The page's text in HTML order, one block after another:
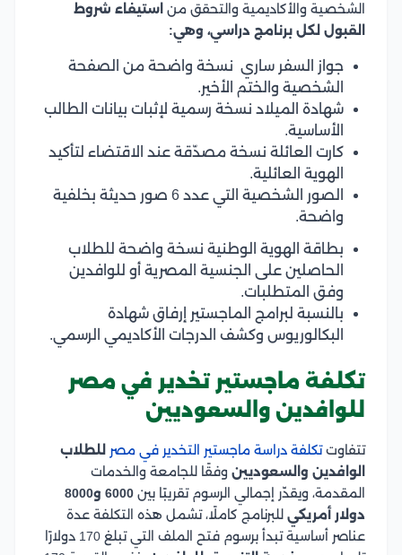
الشخصية والأكاديمية والتحقق من استيفاء شروط
القبول لكل برنامج دراسي، وهي:
جواز السفر ساري نسخة واضحة من الصفحة
الشخصية والختم الأخير.
شهادة الميلاد نسخة رسمية لإثبات بيانات الطالب
الأساسية.
كارت العائلة نسخة مصدّقة عند الاقتضاء لتأكيد
الهوية العائلية.
الصور الشخصية التي عدد 6 صور حديثة بخلفية
واضحة.
بطاقة الهوية الوطنية نسخة واضحة للطلاب
الحاصلين على الجنسية المصرية أو للوافدين
وفق المتطلبات.
بالنسبة لبرامج الماجستير إرفاق شهادة
البكالوريوس وكشف الدرجات الأكاديمي الرسمي.
تكلفة ماجستير تخدير في مصر
للوافدين والسعوديين
تتفاوتتكلفة دراسة ماجستير التخدير في مص للطلاب
الوافدين والسعوديين وفقًا للجامعة والخدمات
المقدمة، ويقدّر إجمالي الرسوم تقريبًا بين
6000 و8000
دولار أمريكي للبرنامج كاملًا، تشمل هذه التكلفة عدة
عناصر أساسية تبدأ برسوم فتح الملف التي تبلغ 170 دولارًا